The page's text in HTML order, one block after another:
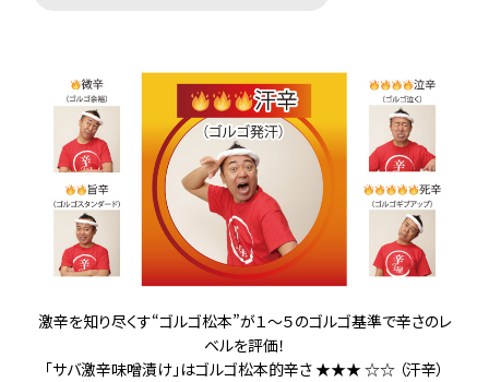
激辛を知り尽くす“ゴルゴ松本”が１～５のゴルゴ基準で辛さのレ
ベルを評価！
「サバ激辛味噌漬け」はゴルゴ松本的辛さ ★★★ ☆☆ （汗辛）